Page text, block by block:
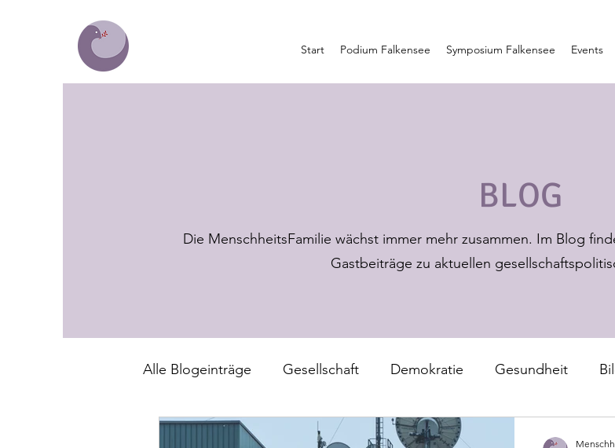
Start Podium Falkensee Symposium Falkensee Events
BLOG
Die MenschheitsFamilie wächst immer mehr zusammen. Im Blog
Gastbeiträge zu aktuellen
Alle Blogeinträge Gesellschaft Demokratie Gesundheit
Wirtschaft Europa Symposium Falkensee